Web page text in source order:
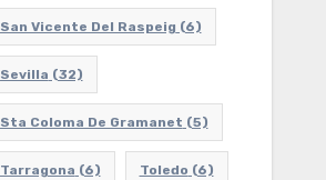
San Vicente Del Raspeig (6)
Sevilla (32)
Sta Coloma De Gramanet (5)
Tarragona (6) Toledo (6)